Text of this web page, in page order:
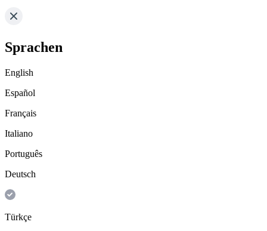
Sprachen
English
Español
Français
Italiano
Português
Deutsch
Türkçe